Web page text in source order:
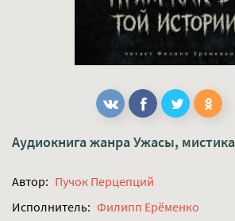
Аудиокнига жанра Ужасы, мистика
Автор: Пучок Перцепций
Исполнитель: Филипп Ерёменко